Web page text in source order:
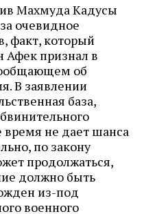
Махмуда Кадусы
очевидное
факт, который
признал в
об
В заявлении
база,
время не дает шанса
по закону
продолжаться,
должно быть
из-под
военного